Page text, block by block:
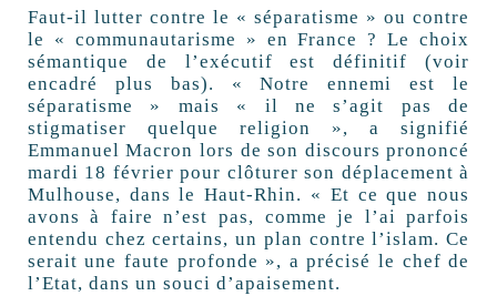
Faut-il lutter contre le « séparatisme » ou contre
le « communautarisme » en France ? Le choix
sémantique de l’exécutif est définitif (voir
encadré plus bas). « Notre ennemi est le
séparatisme » mais « il ne s’agit pas de
stigmatiser quelque religion », a signifié
Emmanuel Macron lors de son discours prononcé
mardi 18 février pour clôturer son déplacement à
Mulhouse, dans le Haut-Rhin. « Et ce que nous
avons à faire n’est pas, comme je l’ai parfois
entendu chez certains, un plan contre l’islam. Ce
serait une faute profonde », a précisé le chef de
l’Etat, dans un souci d’apaisement.